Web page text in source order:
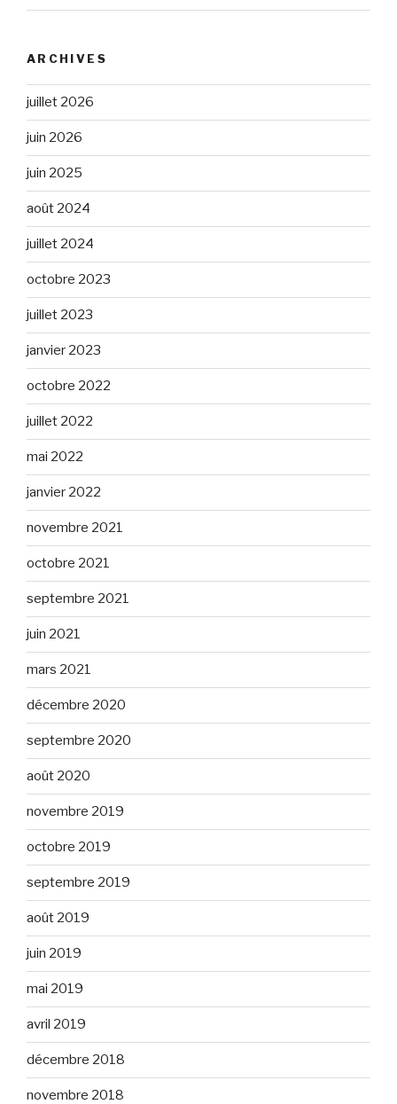
ARCHIVES
juillet 2026
juin 2026
juin 2025
août 2024
juillet 2024
octobre 2023
juillet 2023
janvier 2023
octobre 2022
juillet 2022
mai 2022
janvier 2022
novembre 2021
octobre 2021
septembre 2021
juin 2021
mars 2021
décembre 2020
septembre 2020
août 2020
novembre 2019
octobre 2019
septembre 2019
août 2019
juin 2019
mai 2019
avril 2019
décembre 2018
novembre 2018